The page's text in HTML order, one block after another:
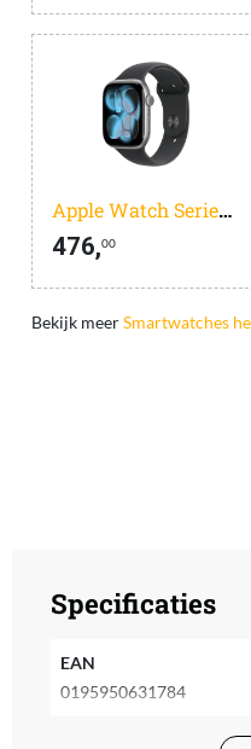
Apple Watch Series 11
476,00
Bekijk meerSmartwatches
Specificaties
EAN
0195950631784